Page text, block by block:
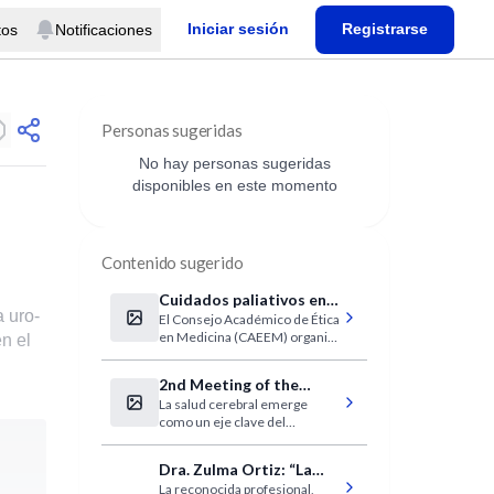
Notificaciones Iniciar sesión Registrarse
uro-
el
Personas sugeridas
No hay personas sugeridas
disponibles en este momento
Contenido sugerido
Cuidados paliativos en
Medicina Humana y
Veterinaria
El Consejo Académico de Ética
en Medicina (CAEEM) organiza
Medicina y Veterinaria, que se
dictará en modalidad
presencial y virtual en la
Academia Nacional de
Medicina. El encuentro
abordará de forma integral los
2nd Meeting of the
International Alliance on
Brain Health
La salud cerebral emerge
como un eje clave del
desigualdad y transformación
Dra. Zulma Ortiz: “La
La reconocida profesional,